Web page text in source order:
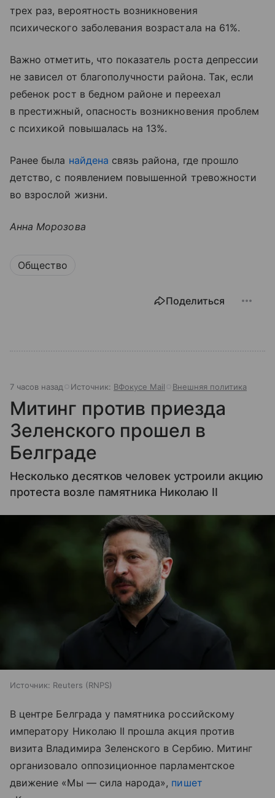
трех раз, вероятность возникновения
психического заболевания возрастала на 61%.
Важно отметить, что показатель роста депрессии
не зависел от благополучности района. Так, если
ребенок рост в бедном районе и переехал
в престижный, опасность возникновения проблем
с психикой повышалась на 13%.
Ранее была найдена связь района, где прошло
детство, с появлением повышенной тревожности
во взрослой жизни.
Анна Морозова
Общество
Поделиться
7 часов назад Источник: ВФокусе Mail Внешняя политика
Митинг против приезда
Зеленского прошел в
Белграде
Несколько десятков человек устроили акцию
протеста возле памятника Николаю II
Источник: Reuters (RNPS)
В центре Белграда у памятника российскому
императору Николаю II прошла акция против
визита Владимира Зеленского в Сербию. Митинг
организовало оппозиционное парламентское
движение «Мы — сила народа», пишет